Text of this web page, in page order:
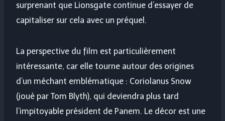
surprenant que Lionsgate continue d’essayer de
capitaliser sur cela avec un préquel.
La perspective du film est particulièrement
intéressante, car elle tourne autour des origines
d’un méchant emblématique : Coriolanus Snow
(joué par Tom Blyth), qui deviendra plus tard
l’impitoyable président de Panem. Le décor est une